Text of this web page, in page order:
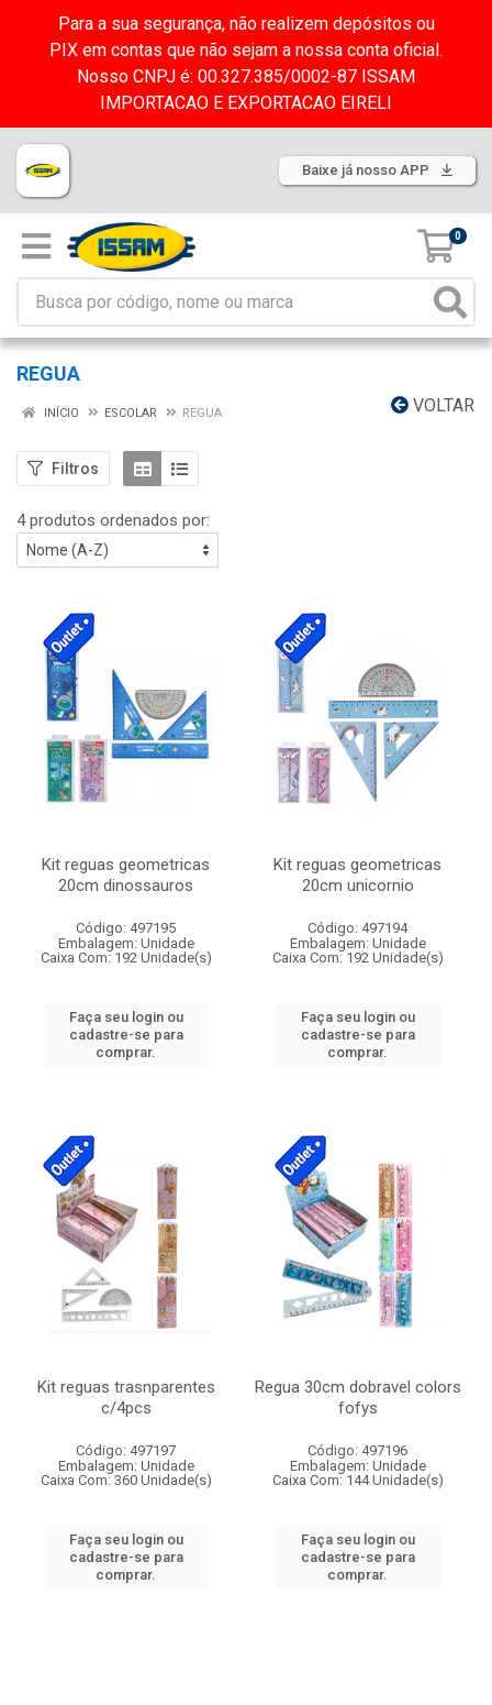
Para a sua segurança, não realizem depósitos ou
PIX em contas que não sejam a nossa conta oficial.
Nosso CNPJ é: 00.327.385/0002-87 ISSAM
IMPORTACAO E EXPORTACAO EIRELI
Baixe já nosso APP
0
REGUA
VOLTAR
INÍCIO ESCOLAR REGUA
Filtros
4 produtos ordenados por:
Kit reguas geometricas
20cm dinossauros
Código: 497195
Embalagem: Unidade
Caixa Com: 192 Unidade(s)
Faça seu login ou
cadastre-se para
comprar.
Kit reguas geometricas
20cm unicornio
Código: 497194
Embalagem: Unidade
Caixa Com: 192 Unidade(s)
Faça seu login ou
cadastre-se para
comprar.
Kit reguas trasnparentes
c/4pcs
Código: 497197
Embalagem: Unidade
Caixa Com: 360 Unidade(s)
Faça seu login ou
cadastre-se para
comprar.
Regua 30cm dobravel colors
fofys
Código: 497196
Embalagem: Unidade
Caixa Com: 144 Unidade(s)
Faça seu login ou
cadastre-se para
comprar.